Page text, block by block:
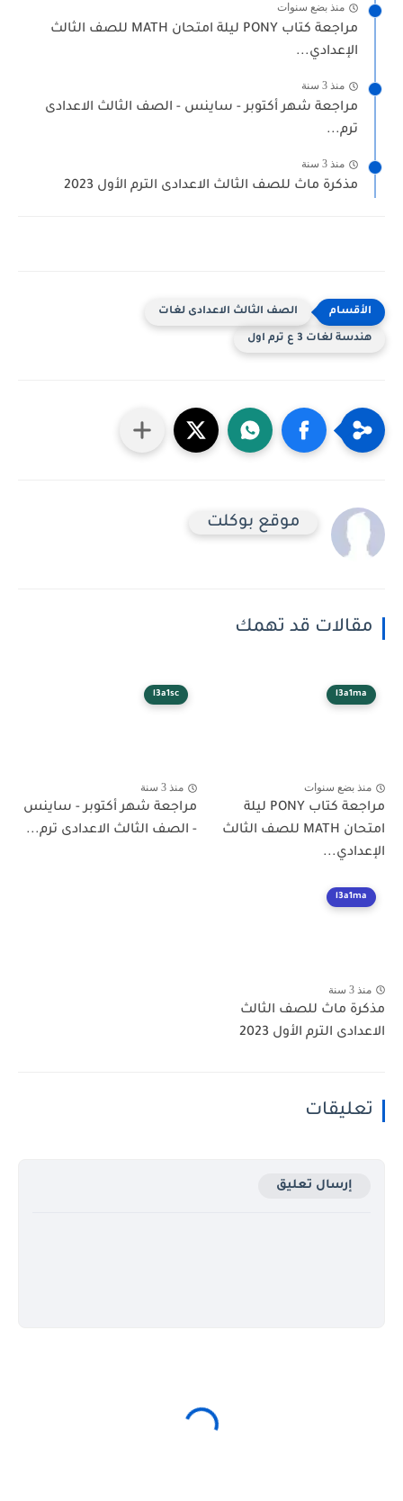
منذ بضع سنوات
مراجعة كتاب PONY ليلة امتحان MATH للصف الثالث
الإعدادي...
منذ 3 سنة
مراجعة شهر أكتوبر - ساينس - الصف الثالث الاعدادى
ترم...
منذ 3 سنة
مذكرة ماث للصف الثالث الاعدادى الترم الأول 2023
الصف الثالث الاعدادى لغات
هندسة لغات 3 ع ترم اول
موقع بوكلت
مقالات قد تهمك
l3a1ma
منذ بضع سنوات
مراجعة كتاب PONY ليلة
امتحان MATH للصف الثالث
الإعدادي...
l3a1sc
منذ 3 سنة
مراجعة شهر أكتوبر - ساينس
- الصف الثالث الاعدادى ترم...
l3a1ma
منذ 3 سنة
مذكرة ماث للصف الثالث
الاعدادى الترم الأول 2023
تعليقات
إرسال تعليق